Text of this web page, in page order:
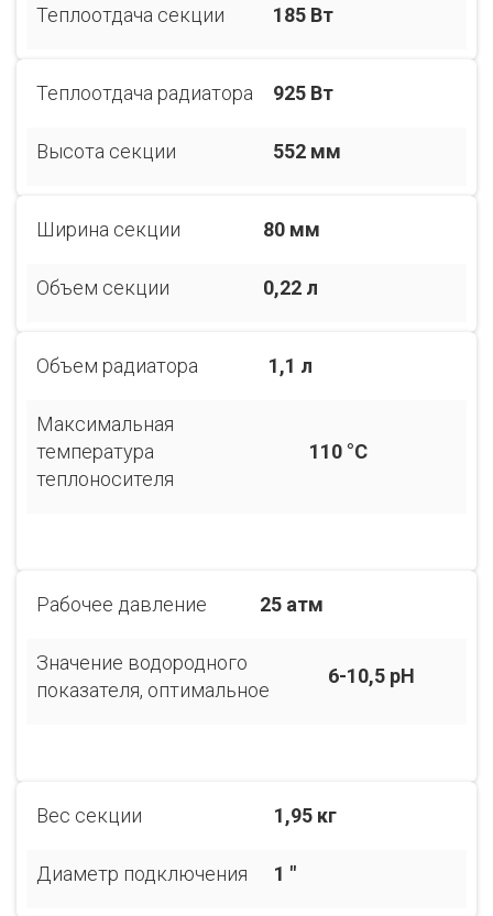
Теплоотдача секции 185 Вт
Теплоотдача радиатора 925 Вт
Высота секции 552 мм
Ширина секции 80 мм
Объем секции 0,22 л
Объем радиатора 1,1 л
Максимальная
температура
теплоносителя
110 °С
Рабочее давление 25 атм
Значение водородного
показателя, оптимальное
6-10,5 pH
Вес секции 1,95 кг
Диаметр подключения 1 "